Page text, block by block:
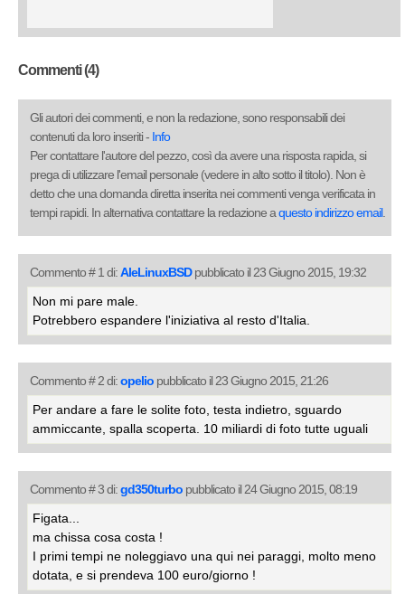
Commenti (4)
Gli autori dei commenti, e non la redazione, sono responsabili dei
contenuti da loro inseriti - Info
Per contattare l'autore del pezzo, così da avere una risposta rapida, si
prega di utilizzare l'email personale (vedere in alto sotto il titolo). Non è
detto che una domanda diretta inserita nei commenti venga verificata in
tempi rapidi. In alternativa contattare la redazione aquesto indirizzo email.
Commento # 1 di:AleLinuxBSDpubblicato il 23 Giugno 2015, 19:32
Non mi pare male.
Potrebbero espandere l'iniziativa al resto d'Italia.
Commento # 2 di:opelio pubblicato il 23 Giugno 2015, 21:26
Per andare a fare le solite foto, testa indietro, sguardo
ammiccante, spalla scoperta. 10 miliardi di foto tutte uguali
Commento # 3 di:gd350turbo pubblicato il 24 Giugno 2015, 08:19
Figata...
ma chissa cosa costa !
I primi tempi ne noleggiavo una qui nei paraggi, molto meno
dotata, e si prendeva 100 euro/giorno !